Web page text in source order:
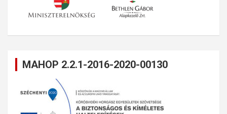
MAHOP 2.2.1-2016-2020-00130